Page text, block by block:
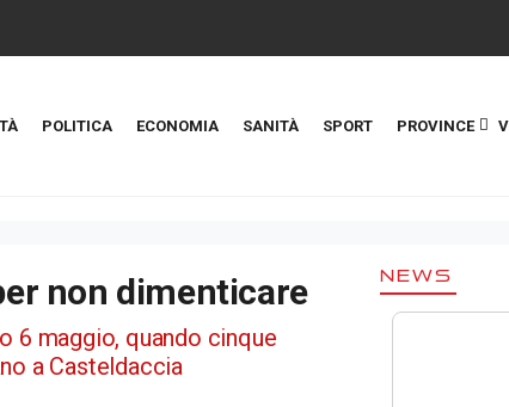
POLITICA ECONOMIA SANITÀ SPORT PROVINCE
non dimenticare
6 maggio, quando cinque
a Casteldaccia
NEWS